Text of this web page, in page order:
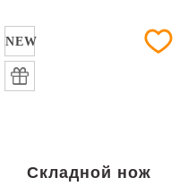
NEW
Складной нож